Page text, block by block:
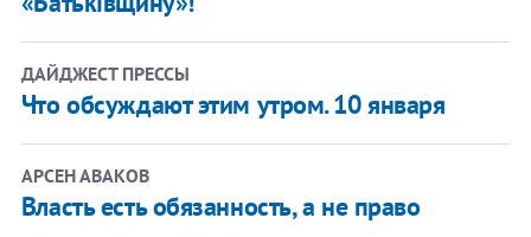
ДАЙДЖЕСТ ПРЕССЫ
Что обсуждают этим утром. 10 января
АРСЕН АВАКОВ
Власть есть обязанность, а не право